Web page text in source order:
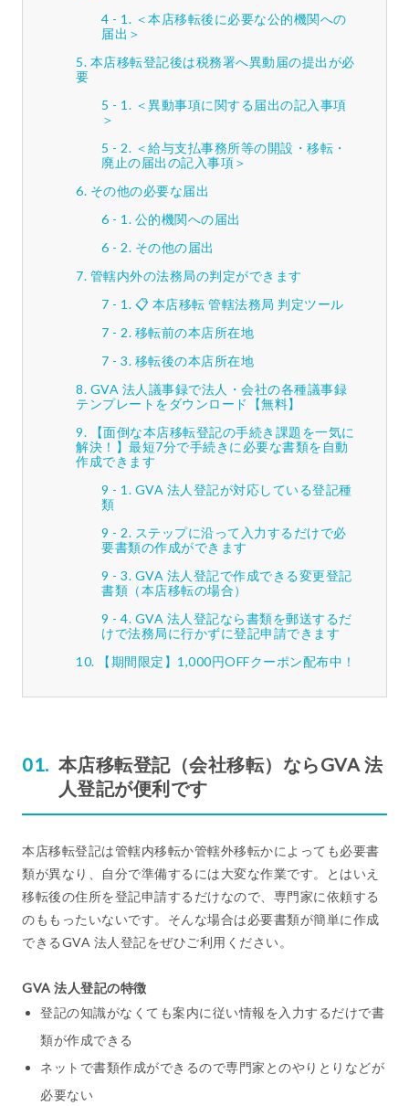
＜本店移転後に必要な公的機関への
届出＞
本店移転登記後は税務署へ異動届の提出が必
要
＜異動事項に関する届出の記入事項
＞
＜給与支払事務所等の開設・移転・
廃止の届出の記入事項＞
その他の必要な届出
公的機関への届出
その他の届出
管轄内外の法務局の判定ができます
📋 本店移転 管轄法務局 判定ツール
移転前の本店所在地
移転後の本店所在地
GVA 法人議事録で法人・会社の各種議事録
テンプレートをダウンロード【無料】
【面倒な本店移転登記の手続き課題を一気に
解決！】最短7分で手続きに必要な書類を自動
作成できます
GVA 法人登記が対応している登記種
類
ステップに沿って入力するだけで必
要書類の作成ができます
GVA 法人登記で作成できる変更登記
書類（本店移転の場合）
GVA 法人登記なら書類を郵送するだ
けで法務局に行かずに登記申請できます
【期間限定】1,000円OFFクーポン配布中！
本店移転登記（会社移転）ならGVA 法
人登記が便利です
本店移転登記は管轄内移転か管轄外移転かによっても必要書
類が異なり、自分で準備するには大変な作業です。とはいえ
移転後の住所を登記申請するだけなので、専門家に依頼する
のももったいないです。そんな場合は必要書類が簡単に作成
できるGVA 法人登記をぜひご利用ください。
GVA 法人登記の特徴
登記の知識がなくても案内に従い情報を入力するだけで書
類が作成できる
ネットで書類作成ができるので専門家とのやりとりなどが
必要ない